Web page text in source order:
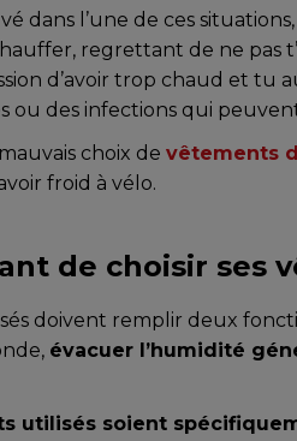
dans l’une de ces
regrettant de ne pas
d’avoir trop chaud et tu
ou des infections qui
choix de vêtements
froid à vélo.
de choisir ses
doivent remplir deux
évacuer l’humidité
utilisés soient